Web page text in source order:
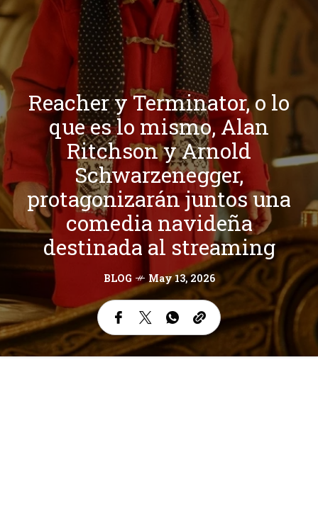
Reacher y Terminator, o lo
que es lo mismo, Alan
Ritchson y Arnold
Schwarzenegger,
protagonizarán juntos una
comedia navideña
destinada al streaming
BLOG May 13, 2026